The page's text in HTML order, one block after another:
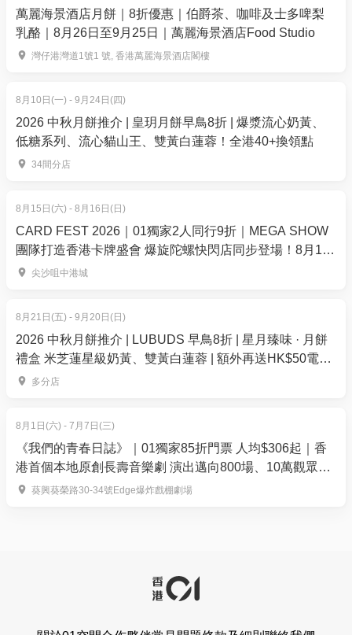
嘉賓主持：
周憲本先生｜環境社會及治理公會執行董事
嘉賓：
鄭文漢先生｜香港立信德豪風險管理諮詢服務公司
董事兼風險諮詢服務總監
符展成先生｜建造業零碳天地主席
主題二：應對ESG挑戰的有效策略與成功案例分享
保評估協會總經理
【16:10 – 16:20】主講嘉賓：蕭志敏先生｜香港空運
貨站有限公司可持續發展及品質保證主管
【16:20 – 16:40】
嘉賓主持：
蕭志敏先生｜香港空運貨站有限公司可持續發展及
品質保證主管
歐陽景恆先生｜蜆殼車隊方案部市場推廣及業務發
展主管
陳楚恬女士｜香港機場管理局環境事務高級經理
主題三： 建造業的ESG機會：資金、合作夥伴與市場
萬麗海景酒店月餅｜8折優惠｜伯爵茶、咖啡及士多啤梨
乳酪｜8月26日至9月25日｜萬麗海景酒店Food Studio
灣仔港灣道1號1 號, 香港萬麗海景酒店閣樓
8月10日(一) - 9月24日(四)
2026 中秋月餅推介 | 皇玥月餅早鳥8折 | 爆漿流心奶黃、
低糖系列、流心貓山王、雙黃白蓮蓉！全港40+換領點
34間分店
8月15日(六) - 8月16日(日)
CARD FEST 2026｜01獨家2人同行9折｜MEGA SHOW
團隊打造香港卡牌盛會 爆旋陀螺快閃店同步登場！8月15-
16日登陸尖沙咀中港城
尖沙咀中港城
8月21日(五) - 9月20日(日)
2026 中秋月餅推介 | LUBUDS 早鳥8折 | 星月臻味 · 月餅
禮盒 米芝蓮星級奶黃、雙黃白蓮蓉 | 額外再送HK$50電子
餐飲優惠券
多分店
8月1日(六) - 7月7日(三)
《我們的青春日誌》｜01獨家85折門票 人均$306起｜香
港首個本地原創長壽音樂劇 演出邁向800場、10萬觀眾入
場｜爆炸戲棚劇場
葵興葵榮路30-34號Edge爆炸戲棚劇場